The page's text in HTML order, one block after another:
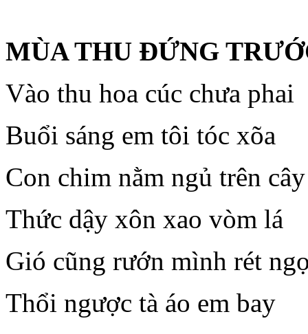
MÙA THU ĐỨNG
Vào thu hoa cúc chưa phai
Buổi sáng em tôi tóc xõa
Con chim nằm ngủ trên cây
Thức dậy xôn xao vòm lá
Gió cũng rướn mình rét
Thổi ngược tà áo em bay